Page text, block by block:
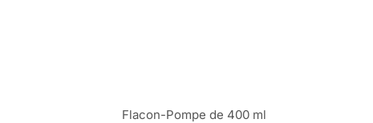
Flacon-Pompe de 400 ml